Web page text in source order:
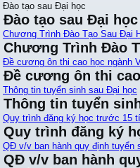
Đào tạo sau Đại học
Đào tạo sau Đại học
Chương Trình Đào Tạo Sau Đại
Chương Trình Đào
Đề cương ôn thi cao học ngành
Đề cương ôn thi
Thông tin tuyển sinh sau Đại học
Thông tin tuyển
Quy trình đăng ký học trước 15
Quy trình đăng ký
QĐ v/v ban hành quy định tuyển
QĐ v/v ban hành